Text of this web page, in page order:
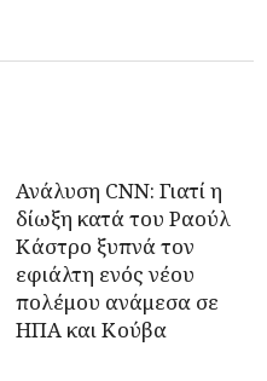
Ανάλυση CNN: Γιατί η
δίωξη κατά του Ραούλ
Κάστρο ξυπνά τον
εφιάλτη ενός νέου
πολέμου ανάμεσα σε
ΗΠΑ και Κούβα